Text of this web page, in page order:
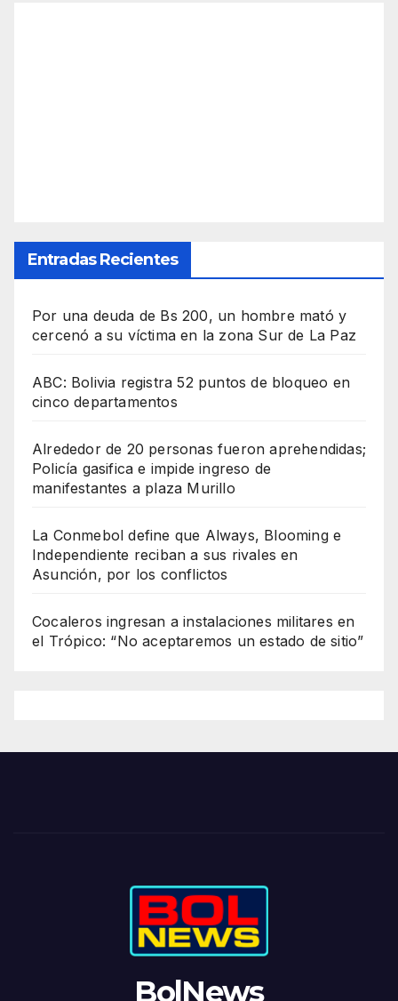
Entradas Recientes
Por una deuda de Bs 200, un hombre mató y
cercenó a su víctima en la zona Sur de La Paz
ABC: Bolivia registra 52 puntos de bloqueo en
cinco departamentos
Alrededor de 20 personas fueron aprehendidas;
Policía gasifica e impide ingreso de
manifestantes a plaza Murillo
La Conmebol define que Always, Blooming e
Independiente reciban a sus rivales en
Asunción, por los conflictos
Cocaleros ingresan a instalaciones militares en
el Trópico: “No aceptaremos un estado de sitio”
BolNews